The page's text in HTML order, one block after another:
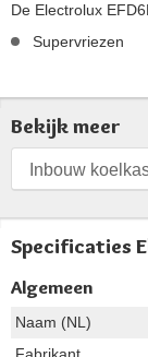
De Electrolux
Supervriezen
Bekijk meer
Inbouw
Specificaties
Algemeen
Naam (NL)